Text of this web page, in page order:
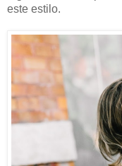
este estilo.